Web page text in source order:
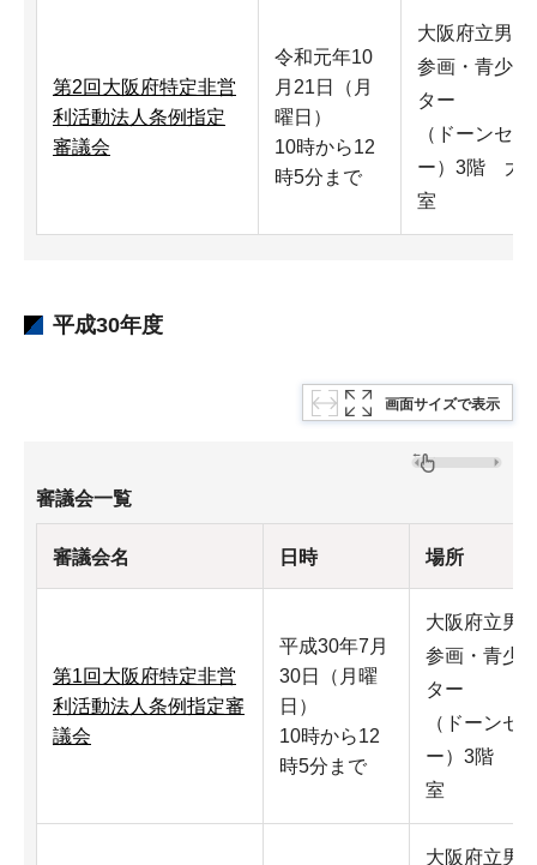
第2回大阪府特定非営
利活動法人条例指定
審議会
令和元年10
月21日（月
曜日）
10時から12
時5分まで
大阪府立男女
参画・青少年
ター
（ドーンセン
ー）3階 大
室
平成30年度
画面サイズで表示
審議会一覧
審議会名 日時 場所
第1回大阪府特定非営
利活動法人条例指定審
議会
平成30年7月
30日（月曜
日）
10時から12
時5分まで
大阪府立男
参画・青少
ター
（ドーンセ
ー）3階 大
室
大阪府立男